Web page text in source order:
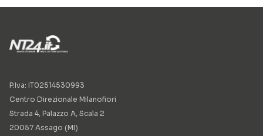
P.Iva: IT02514530993
Centro Direzionale Milanofiori
Strada 4, Palazzo A, Scala 2
20057 Assago (MI)